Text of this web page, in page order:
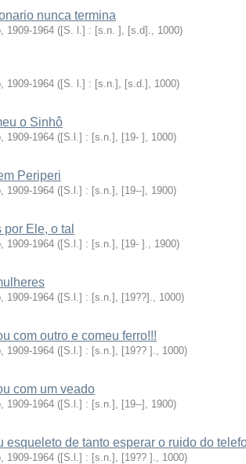
nunca termina
1909-1964 ([S. l.] : [s.n. ], [s.d]., 1000)
1909-1964 ([S. l.] : [s.n.], [s.d.] , 1000)
o Sinhô
1909-1964 ([S.l.] : [s.n.], [19- ] , 1000)
Periperi
1909-1964 ([S.l.] : [s.n.], [19--] , 1900)
Ele, o tal
1909-1964 ([S.l.] : [s.n.], [19- ]., 1900)
1909-1964 ([S.l.] : [s.n.], [19??]., 1000)
com outro e comeu ferro!!!
1909-1964 ([S.l.] : [s.n.], [19?? ]., 1000)
com um veado
1909-1964 ([S.l.] : [s.n.], [19--] , 1900)
esqueleto de tanto esperar o ruido do
1909-1964 ([S.l.] : [s.n.], [19?? ]., 1000)